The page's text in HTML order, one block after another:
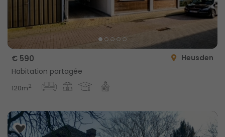
€ 590
Heusden
Habitation partagée
120m2